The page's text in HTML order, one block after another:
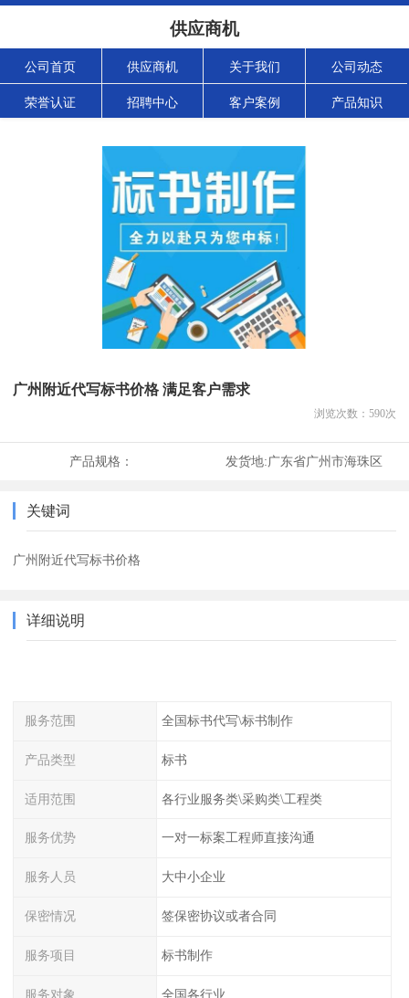
供应商机
公司首页 供应商机 关于我们 公司动态
荣誉认证 招聘中心 客户案例 产品知识
广州附近代写标书价格 满足客户需求
浏览次数： 590次
产品规格： 发货地:广东省广州市海珠区
关键词
广州附近代写标书价格
详细说明
服务范围 全国标书代写\标书制作
产品类型 标书
适用范围 各行业服务类\采购类\工程类
服务优势 一对一标案工程师直接沟通
服务人员 大中小企业
保密情况 签保密协议或者合同
服务项目 标书制作
服务对象 全国各行业